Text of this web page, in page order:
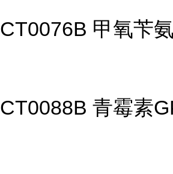
CT0076B 甲氧苄
CT0088B 青霉素